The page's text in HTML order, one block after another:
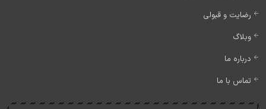
رضایت و قبولی
وبلاگ
درباره ما
تماس با ما